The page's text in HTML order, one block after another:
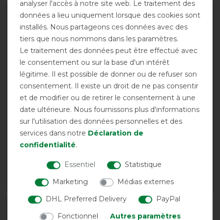
-10%
on Track - noir
LISTE DE SOUHAITS
-10%
Professional's Choice -
Cloches petites
LISTE DE SOUHAITS
analyser l'accès à notre site web. Le traitement des
données a lieu uniquement lorsque des cookies sont
installés. Nous partageons ces données avec des
tiers que nous nommons dans les paramètres.
Le traitement des données peut être effectué avec
le consentement ou sur la base d'un intérêt
légitime. Il est possible de donner ou de refuser son
consentement. Il existe un droit de ne pas consentir
et de modifier ou de retirer le consentement à une
date ultérieure. Nous fournissons plus d'informations
sur l'utilisation des données personnelles et des
services dans notre Déclaration de
confidentialité.
Essentiel
Statistique
Marketing
Médias externes
DHL Preferred Delivery
PayPal
Fonctionnel
Autres paramètres